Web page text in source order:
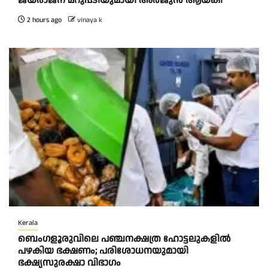
2 hours ago vinaya k
Kerala
ബെംഗളൂരുവിലെ പഞ്ചനക്ഷത്ര ഹോട്ടലുകളിൽ
പഴകിയ ഭക്ഷണം; പരിശോധനയുമായി
ഭക്ഷ്യസുരക്ഷാ വിഭാഗം